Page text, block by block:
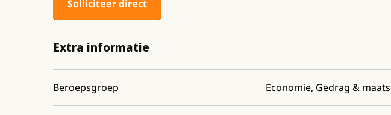
Solliciteer direct
Extra informatie
Beroepsgroep Economie, Gedrag &